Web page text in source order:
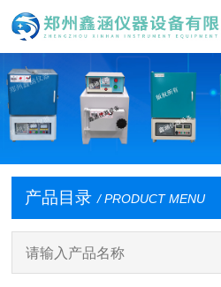
产品目录 / PRODUCT MENU